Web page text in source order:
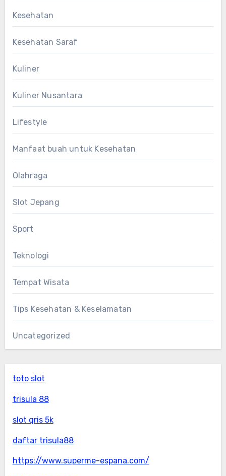
Kesehatan
Kesehatan Saraf
Kuliner
Kuliner Nusantara
Lifestyle
Manfaat buah untuk Kesehatan
Olahraga
Slot Jepang
Sport
Teknologi
Tempat Wisata
Tips Kesehatan & Keselamatan
Uncategorized
toto slot
trisula 88
slot qris 5k
daftar trisula88
https://www.superme-espana.com/